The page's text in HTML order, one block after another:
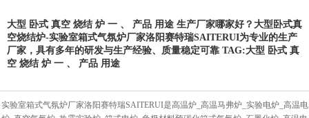
大型 卧式 真空 烧结 炉 一 、 产品 用途 生产厂家哪家好？大型卧式真
空烧结炉-实验室箱式气氛炉厂家洛阳赛特瑞SAITERUI为专业的生产
厂家，具有多年的研发与生产经验、质量稳定可靠 TAG:大型 卧式 真
空 烧结 炉 一 、 产品 用途
实验室箱式气氛炉厂家洛阳赛特瑞SAITERUI是高温炉_高温马弗炉_实验电炉_高温电